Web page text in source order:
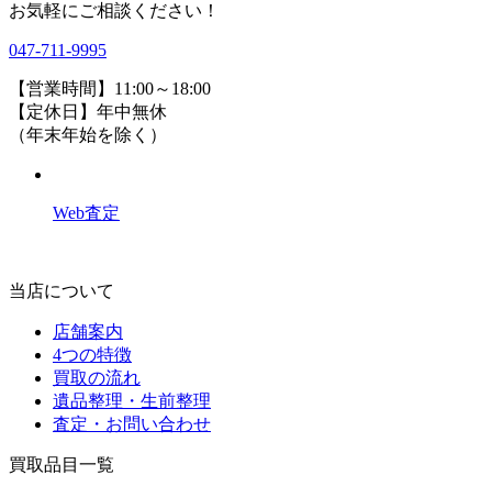
お気軽にご相談ください！
047-711-9995
【営業時間】11:00～18:00
【定休日】年中無休
（年末年始を除く）
Web査定
当店について
店舗案内
4つの特徴
買取の流れ
遺品整理・生前整理
査定・お問い合わせ
買取品目一覧